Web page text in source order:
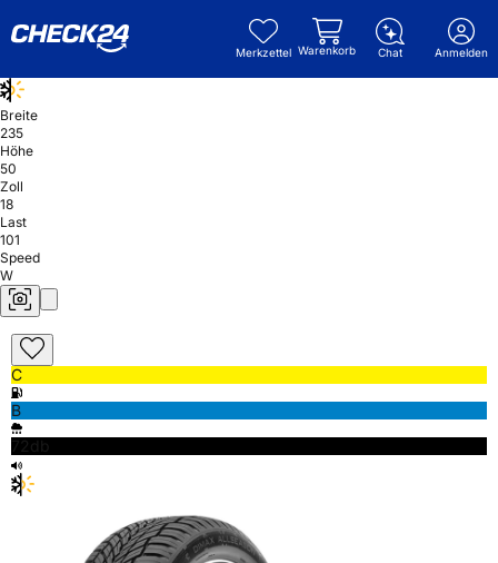
Merkzettel Warenkorb Chat Anmelden
Breite
235
Höhe
50
Zoll
18
Last
101
Speed
W
C
B
72db